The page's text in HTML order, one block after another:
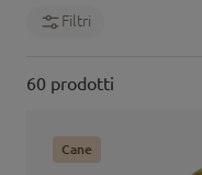
Filtri
60 prodotti
Cane